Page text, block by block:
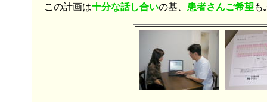
この計画は十分な話し合いの基、 患者さんご希望も